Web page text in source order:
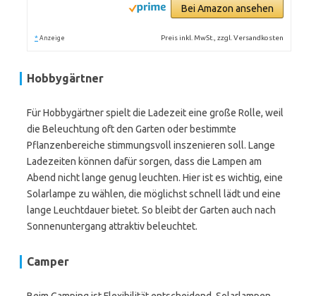
Bei Amazon ansehen
* Anzeige Preis inkl. MwSt., zzgl. Versandkosten
Hobbygärtner
Für Hobbygärtner spielt die Ladezeit eine große Rolle, weil
die Beleuchtung oft den Garten oder bestimmte
Pflanzenbereiche stimmungsvoll inszenieren soll. Lange
Ladezeiten können dafür sorgen, dass die Lampen am
Abend nicht lange genug leuchten. Hier ist es wichtig, eine
Solarlampe zu wählen, die möglichst schnell lädt und eine
lange Leuchtdauer bietet. So bleibt der Garten auch nach
Sonnenuntergang attraktiv beleuchtet.
Camper